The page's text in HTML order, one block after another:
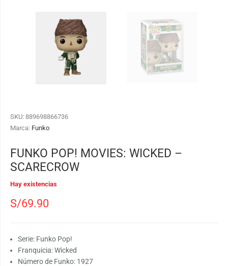
SKU: 889698866736
Marca: Funko
FUNKO POP! MOVIES: WICKED –
SCARECROW
Hay existencias
S/69.90
Serie: Funko Pop!
Franquicia: Wicked
Número de Funko: 1927